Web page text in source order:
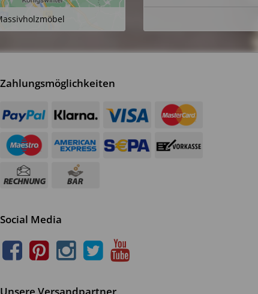
Zahlungsmöglichkeiten
Social Media